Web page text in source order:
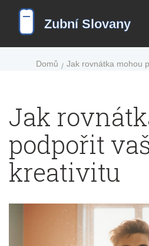
Domů Jak rovnátka mohou
Jak
podpořit
kreativitu